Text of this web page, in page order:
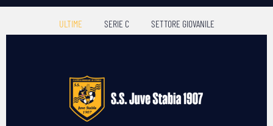
ULTIME SERIE C SETTORE GIOVANILE